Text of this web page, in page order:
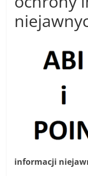
informacji